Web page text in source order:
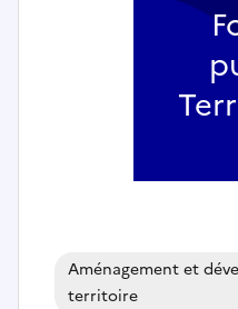
Aménagement et
territoire